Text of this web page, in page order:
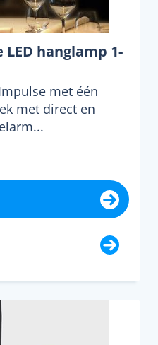
hanglamp 1-
met één
met direct en